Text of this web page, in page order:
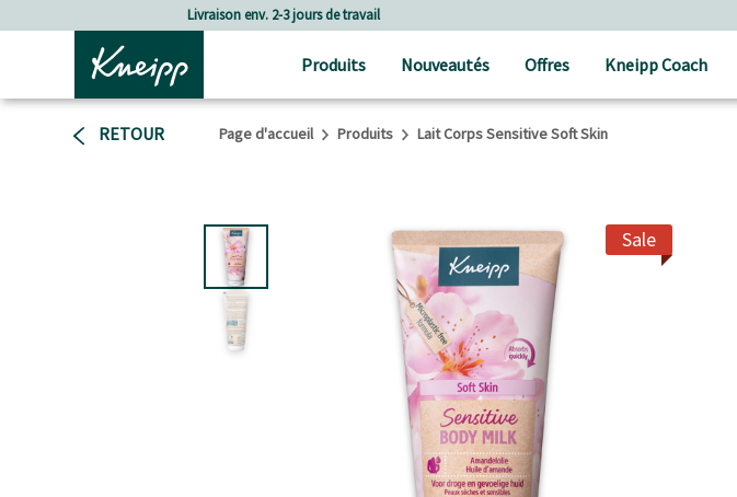
Passer au contenu principal
Passer au contenu du pied de page
Livraison env. 2-3 jours de travail
Produits Nouveautés Offres Kneipp Coach
RETOUR Page d'accueil Produits Lait Corps Sensitive Soft Skin
Sale